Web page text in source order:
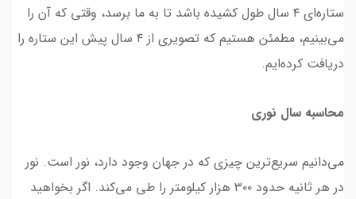
ستاره‌ای ۴ سال طول کشیده باشد تا به ما برسد، وقتی که آن را
می‌بینیم، مطمئن هستیم که تصویری از ۴ سال پیش این ستاره را
دریافت کرده‌ایم.
محاسبه سال نوری
می‌دانیم سریع‌ترین چیزی که در جهان وجود دارد، نور است. نور
در هر ثانیه حدود ۳۰۰ هزار کیلومتر را طی می‌کند. اگر بخواهید